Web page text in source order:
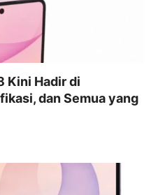
Kini Hadir di
dan Semua yang